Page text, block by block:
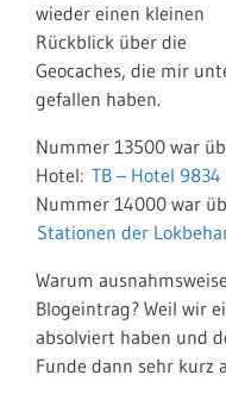
wieder einen kleinen
Rückblick über die
Geocaches, die mir
gefallen haben.
Nummer 13500 war
Hotel: TB – Hotel 9834
Nummer 14000 war
Stationen der
Warum
Blogeintrag? Weil wir
absolviert haben und
Funde dann sehr kurz